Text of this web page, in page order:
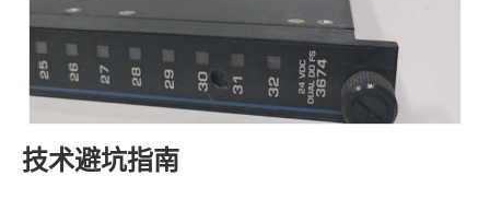
技术避坑指南